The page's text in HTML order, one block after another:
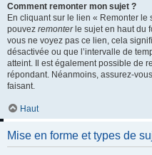
Comment remonter mon sujet ?
En cliquant sur le lien « Remonter
pouvez remonterle sujet en haut du
vous ne voyez pas ce lien, cela
désactivée ou que l’intervalle de
atteint. Il est également possible de
répondant. Néanmoins, assurez-
faisant.
Haut
Mise en forme et types de